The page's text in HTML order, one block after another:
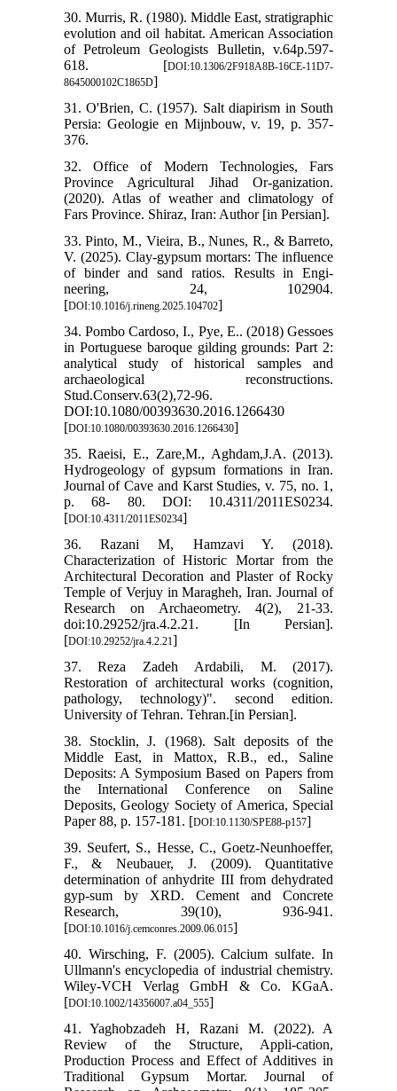
30. Murris, R. (1980). Middle East, stratigraphic
evolution and oil habitat. American Association
of Petroleum Geologists Bulletin, v.64p.597-
618. [DOI:10.1306/2F918A8B-16CE-11D7-
8645000102C1865D]
31. O'Brien, C. (1957). Salt diapirism in South
Persia: Geologie en Mijnbouw, v. 19, p. 357-
376.
32. Office of Modern Technologies, Fars
Province Agricultural Jihad Or-ganization.
(2020). Atlas of weather and climatology of
Fars Province. Shiraz, Iran: Author [in Persian].
33. Pinto, M., Vieira, B., Nunes, R., & Barreto,
V. (2025). Clay-gypsum mortars: The influence
of binder and sand ratios. Results in Engi-
neering, 24, 102904.
[DOI:10.1016/j.rineng.2025.104702]
34. Pombo Cardoso, I., Pye, E.. (2018) Gessoes
in Portuguese baroque gilding grounds: Part 2:
analytical study of historical samples and
archaeological reconstructions.
Stud.Conserv.63(2),72-96.
DOI:10.1080/00393630.2016.1266430
[DOI:10.1080/00393630.2016.1266430]
35. Raeisi, E., Zare,M., Aghdam,J.A. (2013).
Hydrogeology of gypsum formations in Iran.
Journal of Cave and Karst Studies, v. 75, no. 1,
p. 68- 80. DOI: 10.4311/2011ES0234.
[DOI:10.4311/2011ES0234]
36. Razani M, Hamzavi Y. (2018).
Characterization of Historic Mortar from the
Architectural Decoration and Plaster of Rocky
Temple of Verjuy in Maragheh, Iran. Journal of
Research on Archaeometry. 4(2), 21-33.
doi:10.29252/jra.4.2.21. [In Persian].
[DOI:10.29252/jra.4.2.21]
37. Reza Zadeh Ardabili, M. (2017).
Restoration of architectural works (cognition,
pathology, technology)". second edition.
University of Tehran. Tehran.[in Persian].
38. Stocklin, J. (1968). Salt deposits of the
Middle East, in Mattox, R.B., ed., Saline
Deposits: A Symposium Based on Papers from
the International Conference on Saline
Deposits, Geology Society of America, Special
Paper 88, p. 157-181. [DOI:10.1130/SPE88-p157]
39. Seufert, S., Hesse, C., Goetz-Neunhoeffer,
F., & Neubauer, J. (2009). Quantitative
determination of anhydrite III from dehydrated
gyp-sum by XRD. Cement and Concrete
Research, 39(10), 936-941.
[DOI:10.1016/j.cemconres.2009.06.015]
40. Wirsching, F. (2005). Calcium sulfate. In
Ullmann's encyclopedia of industrial chemistry.
Wiley-VCH Verlag GmbH & Co. KGaA.
[DOI:10.1002/14356007.a04_555]
41. Yaghobzadeh H, Razani M. (2022). A
Review of the Structure, Appli-cation,
Production Process and Effect of Additives in
Traditional Gypsum Mortar. Journal of